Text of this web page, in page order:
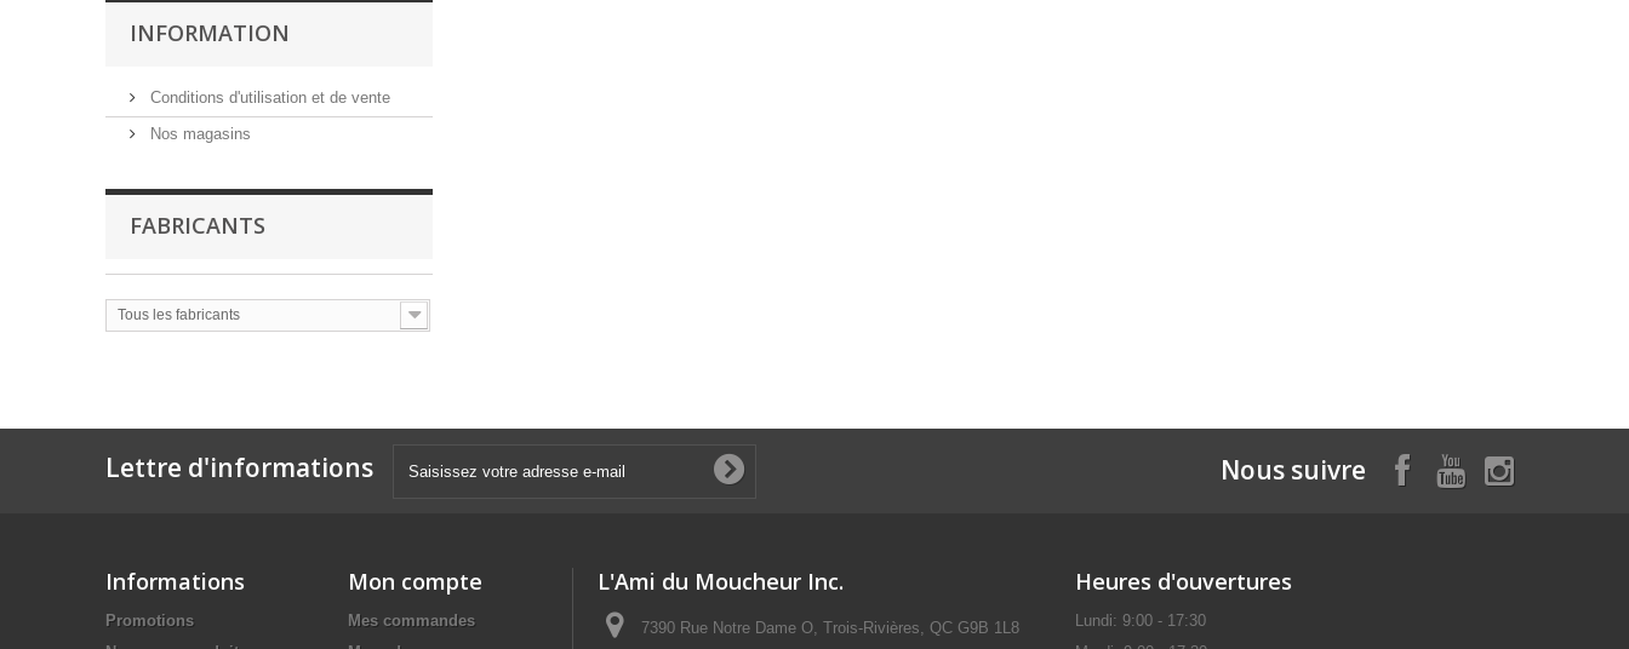
INFORMATION
Conditions d'utilisation et de vente
Nos magasins
FABRICANTS
Tous les fabricants
Lettre d'informations Nous suivre
Informations
Promotions
Mon compte
Mes commandes
L'Ami du Moucheur Inc.
7390 Rue Notre Dame O, Trois-Rivières, QC G9B 1L8
Heures d'ouvertures
Lundi: 9:00 - 17:30